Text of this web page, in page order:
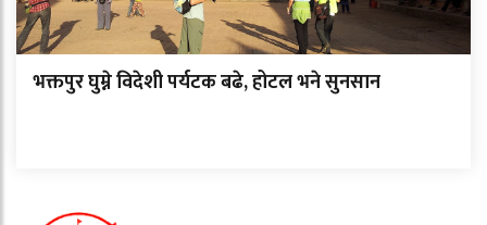
भक्तपुर घुम्ने विदेशी पर्यटक बढे, होटल भने सुनसान